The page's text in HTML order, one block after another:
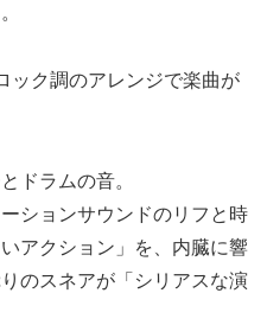
ック調のアレンジで楽曲が
ドラムの音。
ションサウンドのリフと時
アクション」を、内臓に響
のスネアが「シリアスな演